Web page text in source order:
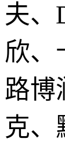
夫、
欣、
路博
克、